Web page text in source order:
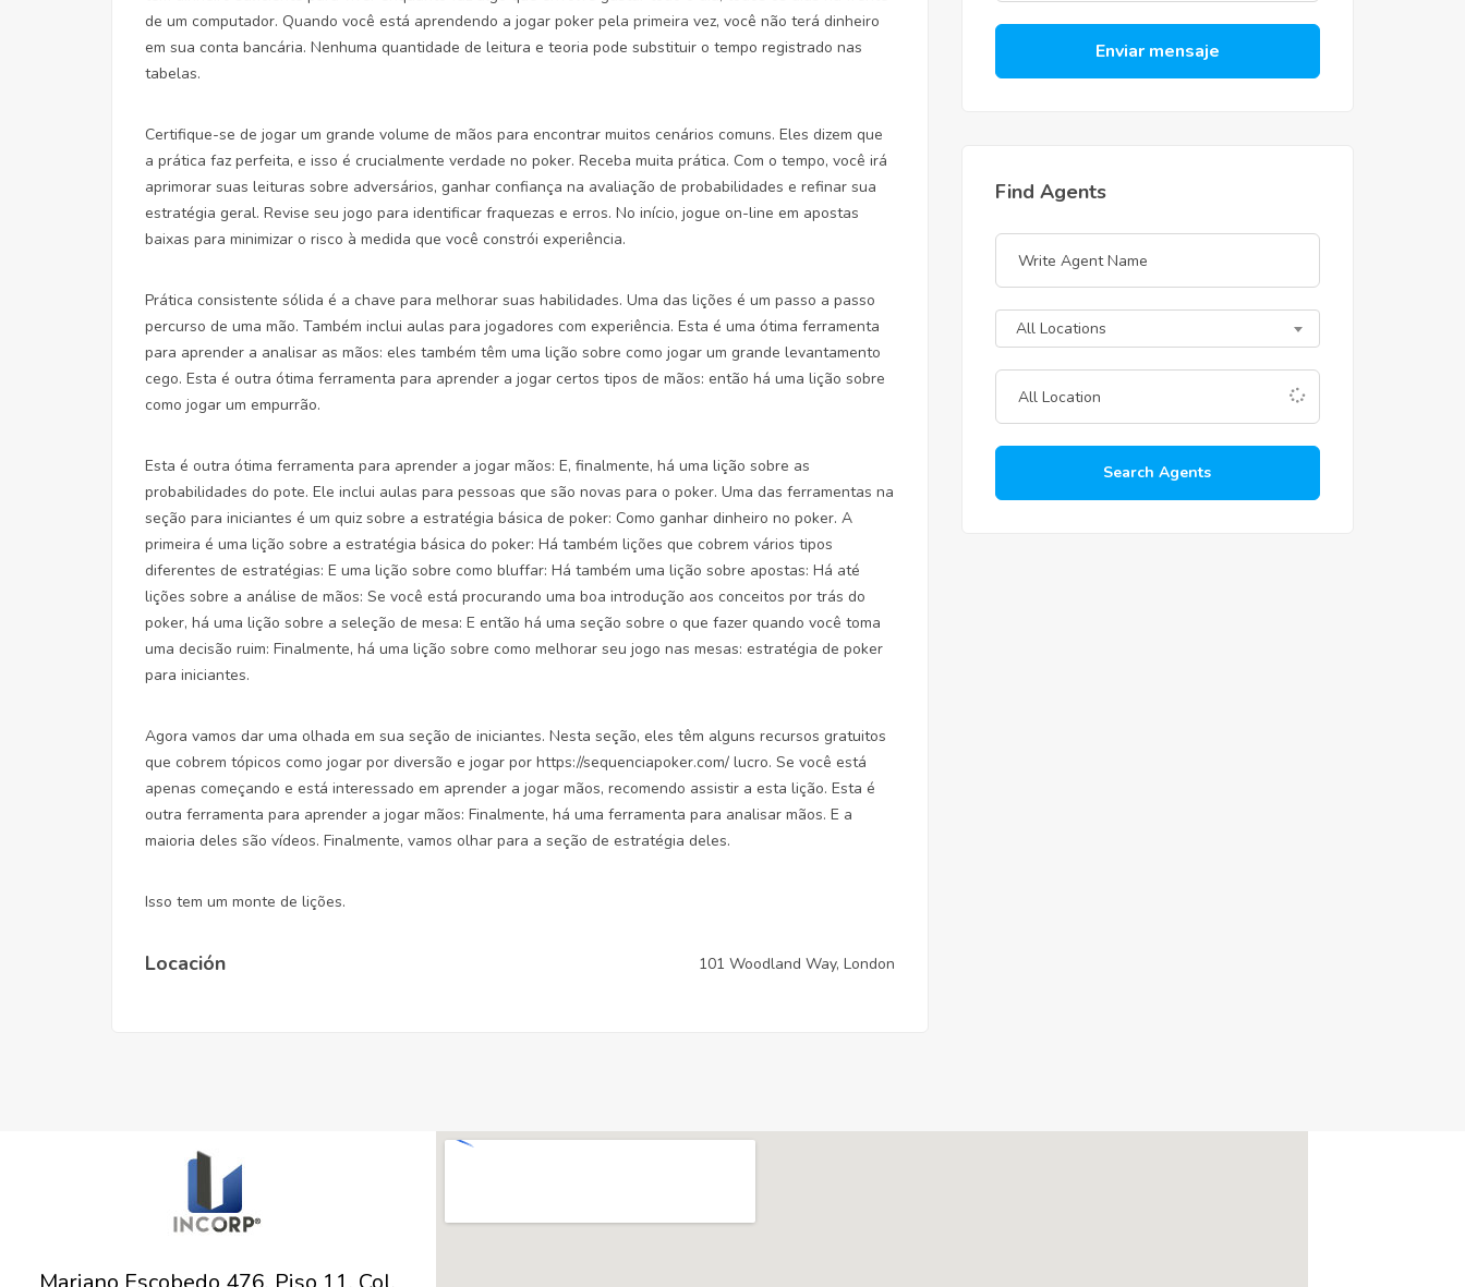
de um computador. Quando você está aprendendo a jogar poker pela primeira vez, você não terá dinheiro
em sua conta bancária. Nenhuma quantidade de leitura e teoria pode substituir o tempo registrado nas
tabelas.
Certifique-se de jogar um grande volume de mãos para encontrar muitos cenários comuns. Eles dizem que
a prática faz perfeita, e isso é crucialmente verdade no poker. Receba muita prática. Com o tempo, você irá
aprimorar suas leituras sobre adversários, ganhar confiança na avaliação de probabilidades e refinar sua
estratégia geral. Revise seu jogo para identificar fraquezas e erros. No início, jogue on-line em apostas
baixas para minimizar o risco à medida que você constrói experiência.
Prática consistente sólida é a chave para melhorar suas habilidades. Uma das lições é um passo a passo
percurso de uma mão. Também inclui aulas para jogadores com experiência. Esta é uma ótima ferramenta
para aprender a analisar as mãos: eles também têm uma lição sobre como jogar um grande levantamento
cego. Esta é outra ótima ferramenta para aprender a jogar certos tipos de mãos: então há uma lição sobre
como jogar um empurrão.
Esta é outra ótima ferramenta para aprender a jogar mãos: E, finalmente, há uma lição sobre as
probabilidades do pote. Ele inclui aulas para pessoas que são novas para o poker. Uma das ferramentas na
seção para iniciantes é um quiz sobre a estratégia básica de poker: Como ganhar dinheiro no poker. A
primeira é uma lição sobre a estratégia básica do poker: Há também lições que cobrem vários tipos
diferentes de estratégias: E uma lição sobre como bluffar: Há também uma lição sobre apostas: Há até
lições sobre a análise de mãos: Se você está procurando uma boa introdução aos conceitos por trás do
poker, há uma lição sobre a seleção de mesa: E então há uma seção sobre o que fazer quando você toma
uma decisão ruim: Finalmente, há uma lição sobre como melhorar seu jogo nas mesas: estratégia de poker
para iniciantes.
Agora vamos dar uma olhada em sua seção de iniciantes. Nesta seção, eles têm alguns recursos gratuitos
que cobrem tópicos como jogar por diversão e jogar por https://sequenciapoker.com/ lucro. Se você está
apenas começando e está interessado em aprender a jogar mãos, recomendo assistir a esta lição. Esta é
outra ferramenta para aprender a jogar mãos: Finalmente, há uma ferramenta para analisar mãos. E a
maioria deles são vídeos. Finalmente, vamos olhar para a seção de estratégia deles.
Isso tem um monte de lições.
Locación 101 Woodland Way, London
Enviar mensaje
Find Agents
All Locations
Search Agents